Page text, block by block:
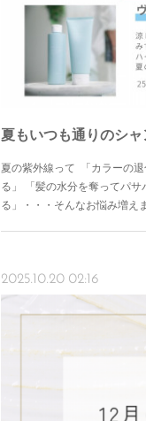
夏もいつも通りのシ
夏の紫外線って 「カラーの
る」 「髪の水分を奪ってパ
る」・・・そんなお悩み増え
2025.10.20 02:16